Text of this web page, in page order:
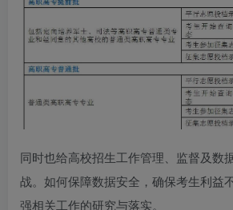
同时也给高校招生工作管理、监督及数
战。如何保障数据安全，确保考生利益
强相关工作的研究与落实。